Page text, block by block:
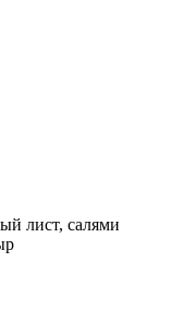
лист, салями